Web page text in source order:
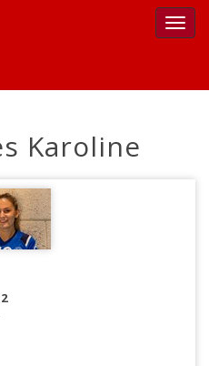
Karoline